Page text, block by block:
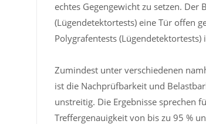
echtes Gegengewicht zu setzen.
(Lügendetektortests) eine Tür offen
Polygrafentests
Zumindest unter verschiedenen
ist die Nachprüfbarkeit und
unstreitig. Die Ergebnisse sprechen
Treffergenauigkeit von bis zu 95 %